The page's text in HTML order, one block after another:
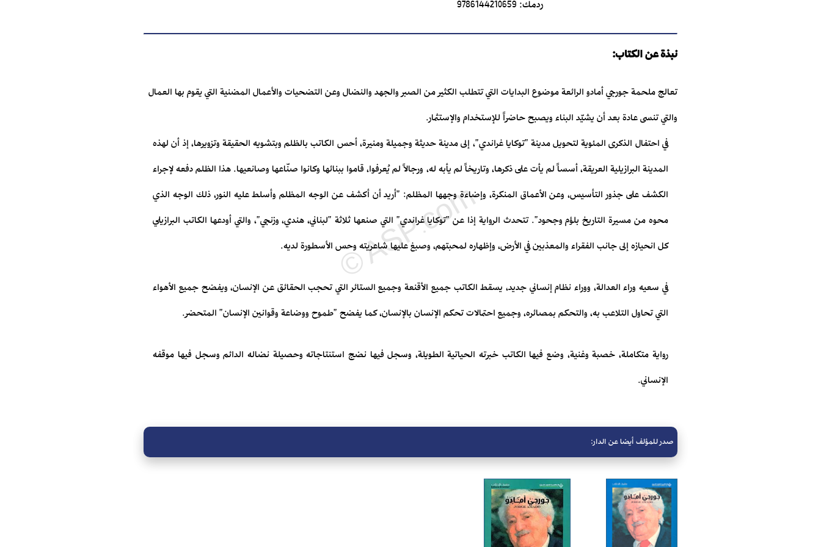
نبذة عن الكتاب:
تعالج ملحمة جورجي أمادو الرائعة موضوع البدايات التي تتطلب الكثير من الصبر والجهد والنضال وعن التضحيات والأعمال المضنية التي يقوم بها العمال
والتي تنسى عادة بعد أن يشيّد البناء ويصبح حاضراً للإستخدام والإستثمار.
في احتفال الذكرى المئوية لتحويل مدينة "توكايا غراندي"، إلى مدينة حديثة وجميلة ومنيرة، أحس الكاتب بالظلم وبتشويه الحقيقة وتزويرها، إذ أن لهذه
المدينة البرازيلية العريقة، أسساً لم يأت على ذكرها، وتاريخاً لم يأبه له، ورجالاً لم يُعرفوا، قاموا ببنائها وكانوا صنّاعها وصانعيها. هذا الظلم دفعه لإجراء
الكشف على جذور التأسيس، وعن الأعماق المنكرة، وإضاءة وجهها المظلم: "أريد أن أكشف عن الوجه المظلم وأسلط عليه النور، ذلك الوجه الذي
محوه من مسيرة التاريخ بلؤم وجحود". تتحدث الرواية إذا عن "توكايا غراندي" التي صنعها ثلاثة "لبناني، هندي، وزنجي"، والتي أودعها الكاتب البرازيلي
كل انحيازه إلى جانب الفقراء والمعذبين في الأرض، وإظهاره لمحبتهم، وصبغ عليها شاعريته وحس الأسطورة لديه.
في سعيه وراء العدالة، ووراء نظام إنساني جديد، يسقط الكاتب جميع الأقنعة وجميع الستائر التي تحجب الحقائق عن الإنسان، ويفضح جميع الأهواء
التي تحاول التلاعب به، والتحكم بمصائره، وجميع احتمالات تحكم الإنسان بالإنسان، كما يفضح "طموح ووضاعة وقوانين الإنسان" المتحضر.
رواية متكاملة، خصبة وغنية، وضع فيها الكاتب خبرته الحياتية الطويلة، وسجل فيها نضج استنتاجاته وحصيلة نضاله الدائم وسجل فيها موقفه
الإنساني.
صدر للمؤلف أيضا عن الدار: